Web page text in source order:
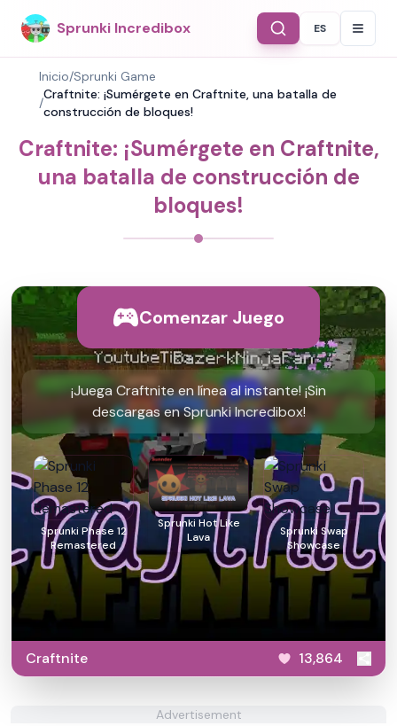
Sprunki Incredibox Select
ES
Inicio/Sprunki Game
/
Craftnite: ¡Sumérgete en Craftnite, una batalla de
construcción de bloques!
Craftnite: ¡Sumérgete en Craftnite,
una batalla de construcción de
bloques!
Comenzar Juego
¡Juega Craftnite en línea al instante! ¡Sin
descargas en Sprunki Incredibox!
Sprunki Phase 12
Remastered
Sprunki Hot Like
Lava
Sprunki Swap
Showcase
Craftnite 13,864
Advertisement